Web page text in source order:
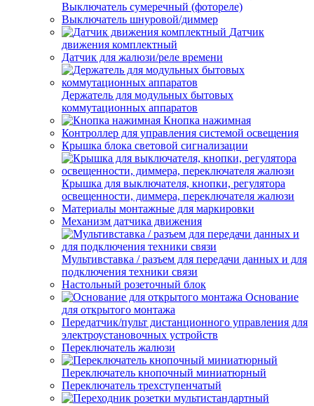
Выключатель сумеречный (фотореле)
Выключатель шнуровой/диммер
Датчик
движения комплектный
Датчик для жалюзи/реле времени
Держатель для модульных бытовых
коммутационных аппаратов
Кнопка нажимная
Контроллер для управления системой освещения
Крышка блока световой сигнализации
Крышка для выключателя, кнопки, регулятора
освещенности, диммера, переключателя жалюзи
Материалы монтажные для маркировки
Механизм датчика движения
Мультивставка / разъем для передачи данных и для
подключения техники связи
Настольный розеточный блок
Основание
для открытого монтажа
Передатчик/пульт дистанционного управления для
электроустановочных устройств
Переключатель жалюзи
Переключатель кнопочный миниатюрный
Переключатель трехступенчатый